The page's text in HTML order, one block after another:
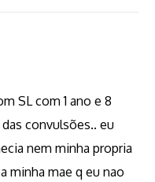
SL com 1 ano e 8
convulsões.. eu
nem minha propria
minha mae q eu nao